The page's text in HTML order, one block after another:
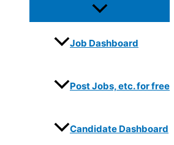
Job Dashboard
Post Jobs, etc. for free
Candidate Dashboard